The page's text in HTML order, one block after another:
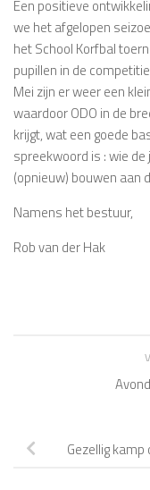
Een positieve
we het afgelopen
het School Korfbal
pupillen in de
Mei zijn er weer een
waardoor ODO in de
krijgt, wat een goede
spreekwoord is : wie
(opnieuw) bouwen aan
Namens het bestuur,
Rob van der Hak
Gezellig